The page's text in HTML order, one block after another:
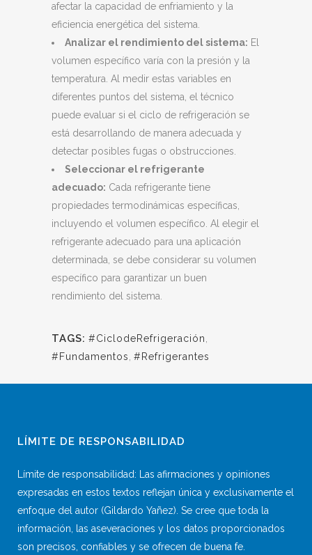
afectar la capacidad de enfriamiento y la
eficiencia energética del sistema.
Analizar el rendimiento del sistema: El
volumen específico varía con la presión y la
temperatura. Al medir estas variables en
diferentes puntos del sistema, el técnico
puede evaluar si el ciclo de refrigeración se
está desarrollando de manera adecuada y
detectar posibles fugas o obstrucciones.
Seleccionar el refrigerante
adecuado: Cada refrigerante tiene
propiedades termodinámicas específicas,
incluyendo el volumen específico. Al elegir el
refrigerante adecuado para una aplicación
determinada, se debe considerar su volumen
específico para garantizar un buen
rendimiento del sistema.
TAGS: #CiclodeRefrigeración
#Fundamentos #Refrigerantes
LÍMITE DE RESPONSABILIDAD
Límite de responsabilidad: Las afirmaciones y opiniones
expresadas en estos textos reflejan única y exclusivamente el
enfoque del autor (Gildardo Yañez). Se cree que toda la
información, las aseveraciones y los datos proporcionados
son precisos, confiables y se ofrecen de buena fe.